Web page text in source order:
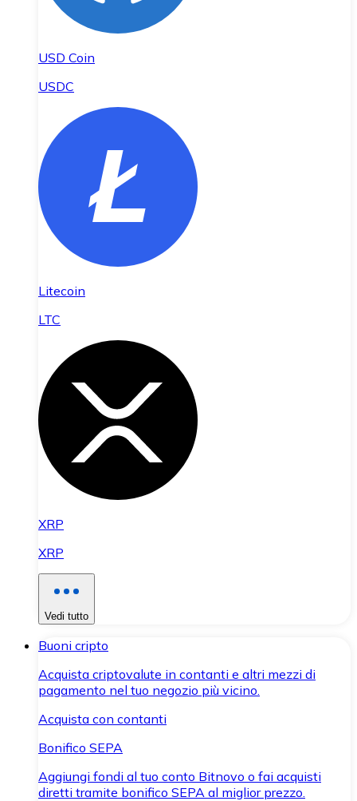
USD Coin
USDC
Litecoin
LTC
XRP
XRP
Vedi tutto
Buoni cripto
Acquista criptovalute in contanti e altri mezzi di
pagamento nel tuo negozio più vicino.
Acquista con contanti
Bonifico SEPA
Aggiungi fondi al tuo conto Bitnovo o fai acquisti
diretti tramite bonifico SEPA al miglior prezzo.